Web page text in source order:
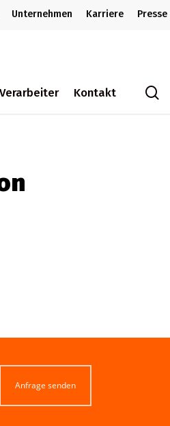
Unternehmen Karriere Presse
Verarbeiter Kontakt
Anfrage senden